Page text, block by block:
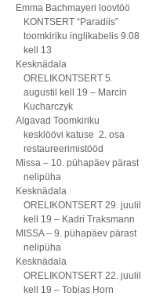
Emma Bachmayeri loovtöö
KONTSERT “Paradiis”
toomkiriku inglikabelis 9.08
kell 13
Kesknädala
ORELIKONTSERT 5.
augustil kell 19 – Marcin
Kucharczyk
Algavad Toomkiriku
kesklöövi katuse 2. osa
restaureerimistööd
Missa – 10. pühapäev pärast
nelipüha
Kesknädala
ORELIKONTSERT 29. juulil
kell 19 – Kadri Traksmann
MISSA – 9. pühapäev pärast
nelipüha
Kesknädala
ORELIKONTSERT 22. juulil
kell 19 – Tobias Horn